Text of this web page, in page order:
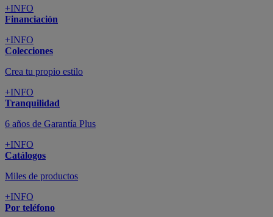
+INFO
Financiación
+INFO
Colecciones
Crea tu propio estilo
+INFO
Tranquilidad
6 años de Garantía Plus
+INFO
Catálogos
Miles de productos
+INFO
Por teléfono